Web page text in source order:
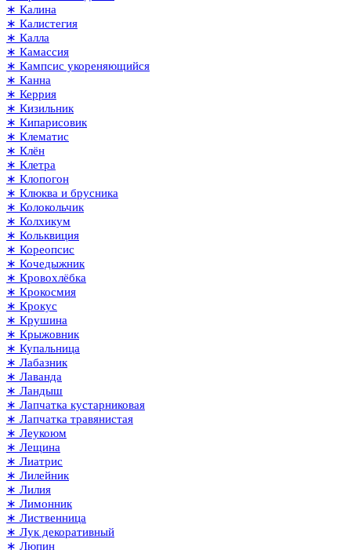
∗ Калина
∗ Калистегия
∗ Калла
∗ Камассия
∗ Кампсис укореняющийся
∗ Канна
∗ Керрия
∗ Кизильник
∗ Кипарисовик
∗ Клематис
∗ Клён
∗ Клетра
∗ Клопогон
∗ Клюква и брусника
∗ Колокольчик
∗ Колхикум
∗ Кольквиция
∗ Кореопсис
∗ Кочедыжник
∗ Кровохлёбка
∗ Крокосмия
∗ Крокус
∗ Крушина
∗ Крыжовник
∗ Купальница
∗ Лабазник
∗ Лаванда
∗ Ландыш
∗ Лапчатка кустарниковая
∗ Лапчатка травянистая
∗ Леукоюм
∗ Лещина
∗ Лиатрис
∗ Лилейник
∗ Лилия
∗ Лимонник
∗ Лиственница
∗ Лук декоративный
∗ Люпин